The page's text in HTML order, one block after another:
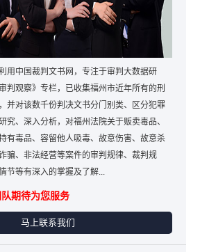
用中国裁判文书网，专注于审判大数据研
判观察》专栏，已收集福州市近年所有的刑
并对该数千份判决文书分门别类、区分犯罪
究、深入分析，对福州法院关于贩卖毒品、
有毒品、容留他人吸毒、故意伤害、故意杀
骗、非法经营等案件的审判规律、裁判规
节等有深入的掌握及了解...
期待为您服务
马上联系我们